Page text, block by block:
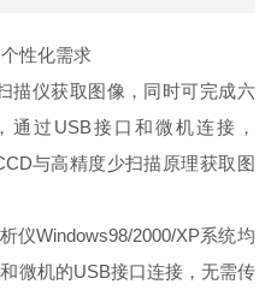
性化需求
描仪获取图像，同时可完成六
过USB接口和微机连接，
与高精度少扫描原理获取图
仪Windows98/2000/XP系统均
微机的USB接口连接，无需传